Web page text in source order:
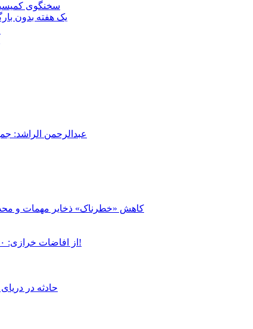
سخنگوی کمیسیون بهداشت
یک هفته بدون
عبدالرحمن الراشد:
کاهش «خطرناک» ذخایر مهمات و
از افاضات خرازی: ۵۰ هزار حزب اللهی بریزند خیابان‌ها و بی حجاب‌ها را بکشند و نیرو‌های دولتی را ناکار کنند!
حادثه در